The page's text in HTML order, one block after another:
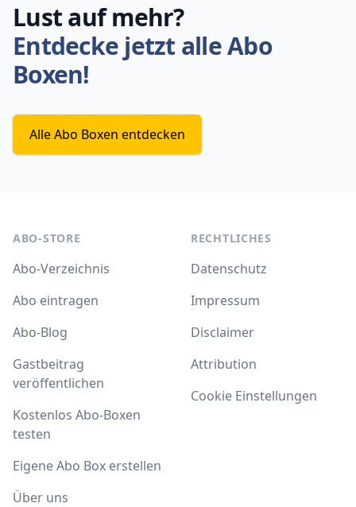
Lust auf mehr?
Entdecke jetzt alle Abo
Boxen!
Alle Abo Boxen entdecken
ABO-STORE
Abo-Verzeichnis
Abo eintragen
Abo-Blog
Gastbeitrag
veröffentlichen
Kostenlos Abo-Boxen
testen
Eigene Abo Box erstellen
Über uns
RECHTLICHES
Datenschutz
Impressum
Disclaimer
Attribution
Cookie Einstellungen